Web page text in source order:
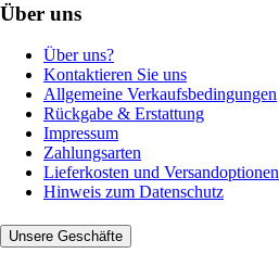
Über uns
Über uns?
Kontaktieren Sie uns
Allgemeine Verkaufsbedingungen
Rückgabe & Erstattung
Impressum
Zahlungsarten
Lieferkosten und Versandoptionen
Hinweis zum Datenschutz
Unsere Geschäfte